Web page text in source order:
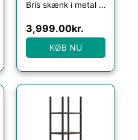
Bris skænk i metal og glas H85 x B140 x D40 cm – Sort/Klar
3,999.00kr.
KØB NU